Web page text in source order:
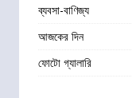
ব্যবসা-বাণিজ্য
আজকের দিন
ফোটো গ্যালারি